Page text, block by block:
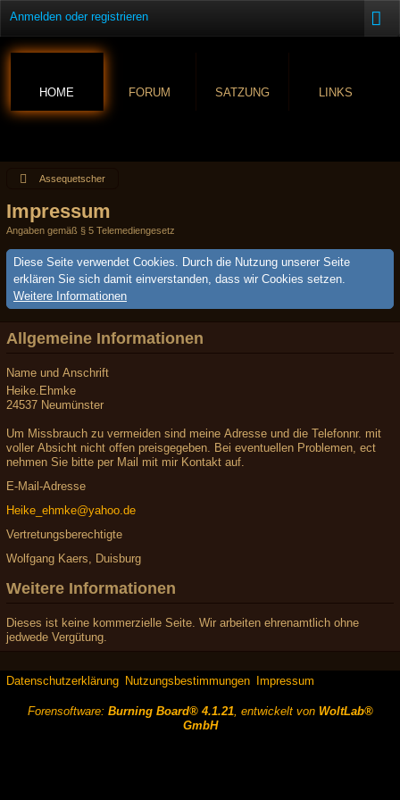
Anmelden oder registrieren
HOME FORUM SATZUNG LINKS
Assequetscher
Impressum
Angaben gemäß § 5 Telemediengesetz
Diese Seite verwendet Cookies. Durch die Nutzung unserer Seite
erklären Sie sich damit einverstanden, dass wir Cookies setzen.
Weitere Informationen
Allgemeine Informationen
Name und Anschrift
Heike.Ehmke
24537 Neumünster
Um Missbrauch zu vermeiden sind meine Adresse und die Telefonnr. mit
voller Absicht nicht offen preisgegeben. Bei eventuellen Problemen, ect
nehmen Sie bitte per Mail mit mir Kontakt auf.
E-Mail-Adresse
Heike_ehmke@yahoo.de
Vertretungsberechtigte
Wolfgang Kaers, Duisburg
Weitere Informationen
Dieses ist keine kommerzielle Seite. Wir arbeiten ehrenamtlich ohne
jedwede Vergütung.
Datenschutzerklärung Nutzungsbestimmungen Impressum
Forensoftware: Burning Board® 4.1.21, entwickelt von WoltLab®
GmbH